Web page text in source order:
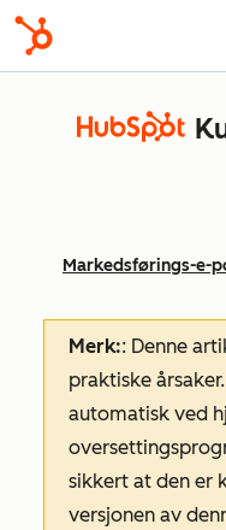
Markedsførings-e-
Merk:: Denne
praktiske
automatisk ved
sikkert at den er
versjonen av